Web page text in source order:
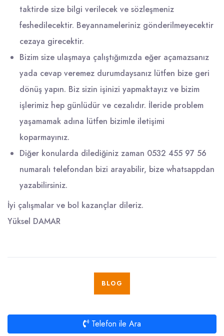
taktirde size bilgi verilecek ve sözleşmeniz
feshedilecektir. Beyannameleriniz gönderilmeyecektir
cezaya girecektir.
Bizim size ulaşmaya çalıştığımızda eğer açamazsanız
yada cevap veremez durumdaysanız lütfen bize geri
dönüş yapın. Biz sizin işinizi yapmaktayız ve bizim
işlerimiz hep günlüdür ve cezalıdır. İleride problem
yaşamamak adına lütfen bizimle iletişimi
koparmayınız.
Diğer konularda dilediğiniz zaman 0532 455 97 56
numaralı telefondan bizi arayabilir, bize whatsappdan
yazabilirsiniz.
İyi çalışmalar ve bol kazançlar dileriz.
Yüksel DAMAR
BLOG
Telefon ile Ara